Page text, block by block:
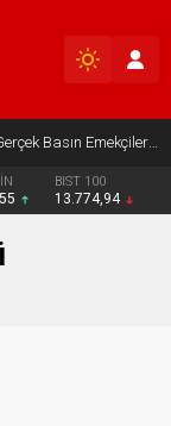
Batman Basın Derneği’nden Çağrı: “Gerçek Basın Emekçileri Desteklenmeli”
BIST 100
13.774,94